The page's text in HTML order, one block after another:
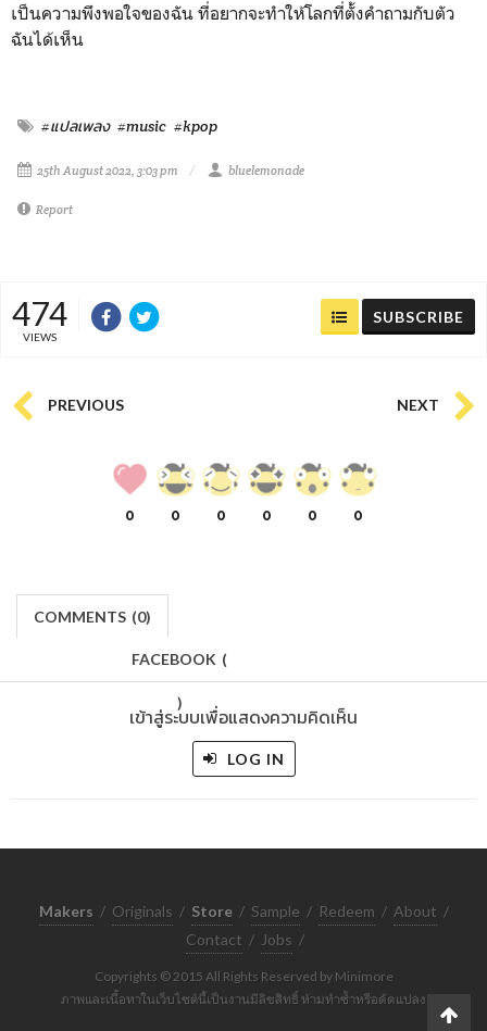
เป็นความพึงพอใจของฉัน ที่อยากจะทำให้โลกที่ตั้งคำถามกับตัว
ฉันได้เห็น
#แปลเพลง #music #kpop
25th August 2022, 3:03 pm bluelemonade
Report
474
VIEWS
SUBSCRIBE
PREVIOUS NEXT
0 0 0 0 0 0
COMMENTS (0)
FACEBOOK (
)
เข้าสู่ระบบเพื่อแสดงความคิดเห็น
LOG IN
Makers / Originals / Store / Sample / Redeem / About /
Contact / Jobs /
Copyrights © 2015 All Rights Reserved by Minimore
ภาพและเนื้อหาในเว็บไซต์นี้เป็นงานมีลิขสิทธิ์ ห้ามทำซ้ำหรือดัดแปลง